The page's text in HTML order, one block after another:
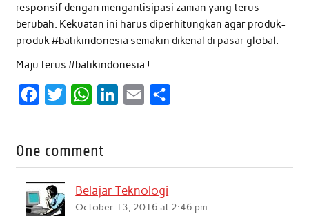
responsif dengan mengantisipasi zaman yang terus
berubah. Kekuatan ini harus diperhitungkan agar produk-
produk #batikindonesia semakin dikenal di pasar global.
Maju terus #batikindonesia !
e
o
t
W
t
A
d
One comment
Belajar Teknologi
October 13, 2016 at 2:46 pm